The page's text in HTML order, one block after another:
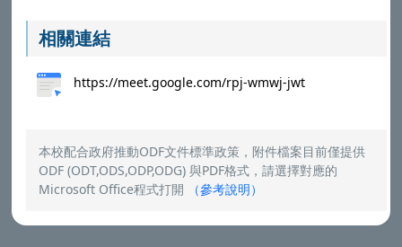
相關連結
https://meet.google.com/rpj-wmwj-jwt
本校配合政府推動ODF文件標準政策，附件檔案目前僅提供
ODF (ODT,ODS,ODP,ODG) 與PDF格式，請選擇對應的
Microsoft Office程式打開
（參考說明）